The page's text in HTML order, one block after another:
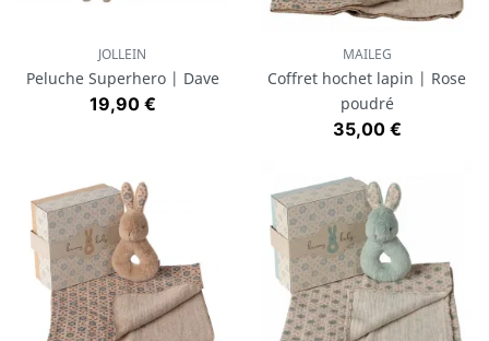
JOLLEIN
Peluche Superhero | Dave
Prix
19,90 €
MAILEG
Coffret hochet lapin | Rose
poudré
Prix
35,00 €